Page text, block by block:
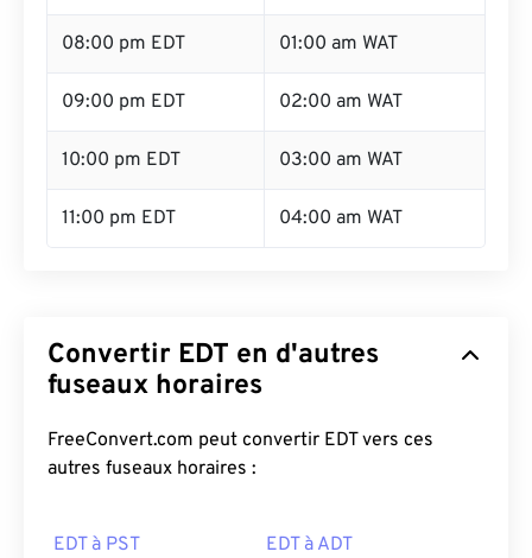
08:00 pm EDT 01:00 am WAT
09:00 pm EDT 02:00 am WAT
10:00 pm EDT 03:00 am WAT
11:00 pm EDT 04:00 am WAT
Convertir EDT en d'autres
fuseaux horaires
FreeConvert.com peut convertir EDT vers ces
autres fuseaux horaires :
EDT à PST EDT à ADT